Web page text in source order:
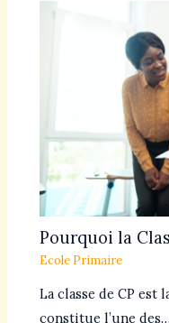
Pourquoi la
Ecole Primaire
La classe de CP est
constitue l’une des…